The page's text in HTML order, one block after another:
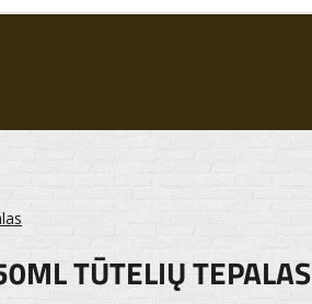
TŪTELIŲ TEPALAS